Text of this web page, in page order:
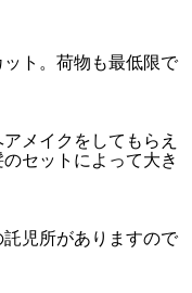
ト。荷物も最低限で
メイクをしてもらえ
セットによって大き
児所がありますので